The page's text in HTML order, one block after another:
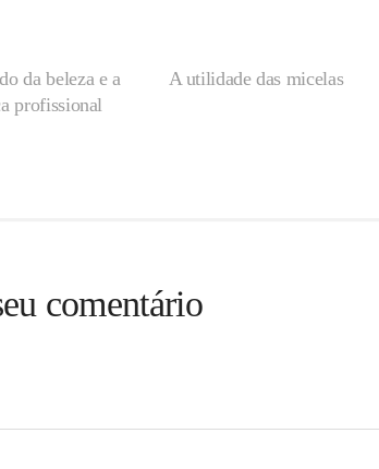
da beleza e a
profissional
A utilidade das micelas
comentário